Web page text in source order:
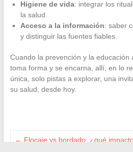
Higiene de vida: integrar los
la salud.
Acceso a la información: saber
y distinguir las fuentes fiables.
Cuando la prevención y la educación
toma forma y se encarna, allí, en lo
única, solo pistas a explorar, una
su salud, desde hoy.
← Flocaje vs bordado: ¿qué